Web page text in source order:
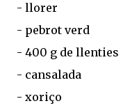
- llorer
- pebrot verd
- 400 g de llenties
- cansalada
- xoriço